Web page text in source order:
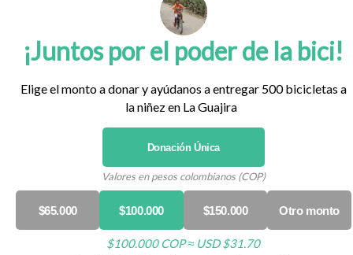
¡Juntos por el poder de la bici!
Elige el monto a donar y ayúdanos a entregar 500 bicicletas a
la niñez en La Guajira
Donación Única
Valores en pesos colombianos (COP)
$65.000 $100.000 $150.000 Otro monto
$100.000 COP ≈ USD $31.70